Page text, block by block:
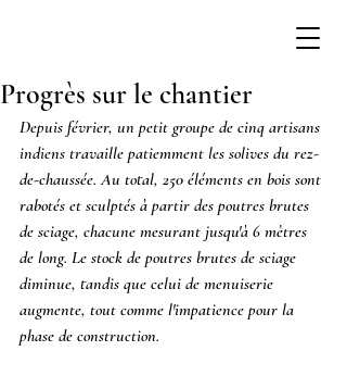
Progrès sur le chantier
Depuis février, un petit groupe de cinq artisans
indiens travaille patiemment les solives du rez-
de-chaussée. Au total, 250 éléments en bois sont
rabotés et sculptés à partir des poutres brutes
de sciage, chacune mesurant jusqu'à 6 mètres
de long. Le stock de poutres brutes de sciage
diminue, tandis que celui de menuiserie
augmente, tout comme l'impatience pour la
phase de construction.